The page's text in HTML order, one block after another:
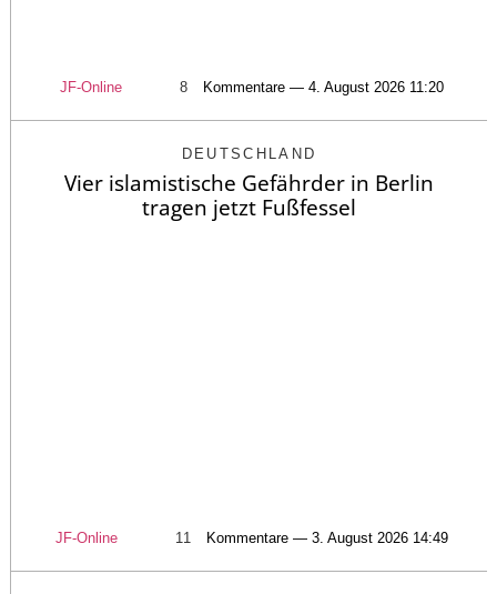
JF-Online 8 Kommentare — 4. August 2026 11:20
DEUTSCHLAND
Vier islamistische Gefährder in Berlin
tragen jetzt Fußfessel
JF-Online 11 Kommentare — 3. August 2026 14:49